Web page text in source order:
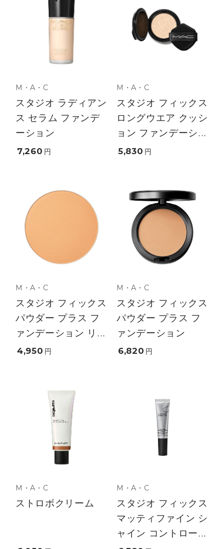
M・A・C
スタジオ ラディアン
ス セラム ファンデ
ーション
7,260 円
M・A・C
スタジオ フィックス
ロングウエア クッシ
ョン ファンデーシ...
5,830 円
M・A・C
スタジオ フィックス
パウダー プラス フ
ァンデーション リ...
4,950 円
M・A・C
スタジオ フィックス
パウダー プラス フ
ァンデーション
6,820 円
M・A・C
ストロボクリーム
M・A・C
スタジオ フィックス
マッティファイン シ
ャイン コントロー...